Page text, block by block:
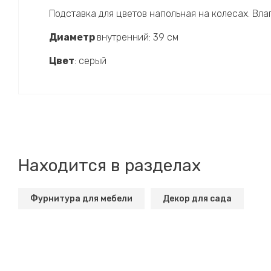
Подставка для цветов напольная на колесах.
Диаметр внутренний: 39 см
Цвет: серый
Находится в разделах
Фурнитура для мебели Декор для сада